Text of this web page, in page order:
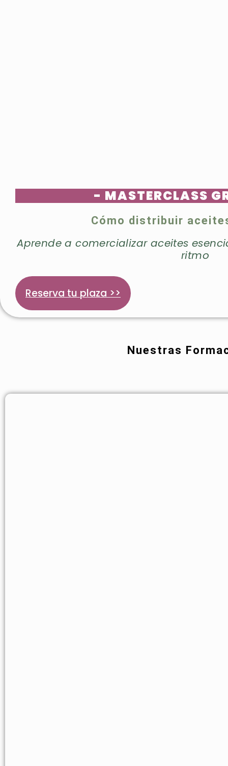
- MASTERCLASS
Cómo distribuir
Aprende a comercializar aceites
ritmo
Reserva tu plaza >>
Nuestras